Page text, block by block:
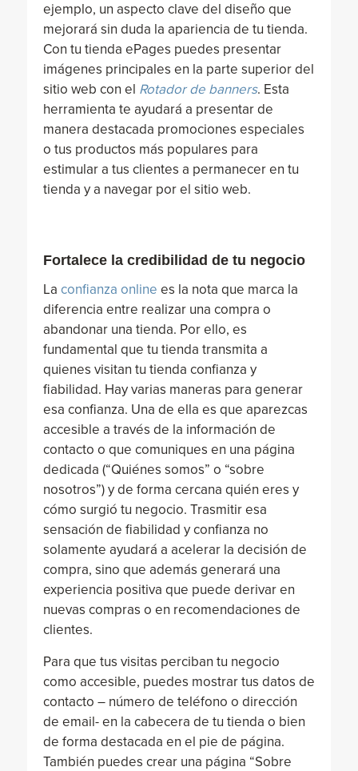
ejemplo, un aspecto clave del diseño que
mejorará sin duda la apariencia de tu tienda.
Con tu tienda ePages puedes presentar
imágenes principales en la parte superior del
sitio web con el Rotador de banners. Esta
herramienta te ayudará a presentar de
manera destacada promociones especiales
o tus productos más populares para
estimular a tus clientes a permanecer en tu
tienda y a navegar por el sitio web.
Fortalece la credibilidad de tu negocio
La confianza online es la nota que marca la
diferencia entre realizar una compra o
abandonar una tienda. Por ello, es
fundamental que tu tienda transmita a
quienes visitan tu tienda confianza y
fiabilidad. Hay varias maneras para generar
esa confianza. Una de ella es que aparezcas
accesible a través de la información de
contacto o que comuniques en una página
dedicada (“Quiénes somos” o “sobre
nosotros”) y de forma cercana quién eres y
cómo surgió tu negocio. Trasmitir esa
sensación de fiabilidad y confianza no
solamente ayudará a acelerar la decisión de
compra, sino que además generará una
experiencia positiva que puede derivar en
nuevas compras o en recomendaciones de
clientes.
Para que tus visitas perciban tu negocio
como accesible, puedes mostrar tus datos de
contacto – número de teléfono o dirección
de email- en la cabecera de tu tienda o bien
de forma destacada en el pie de página.
También puedes crear una página “Sobre